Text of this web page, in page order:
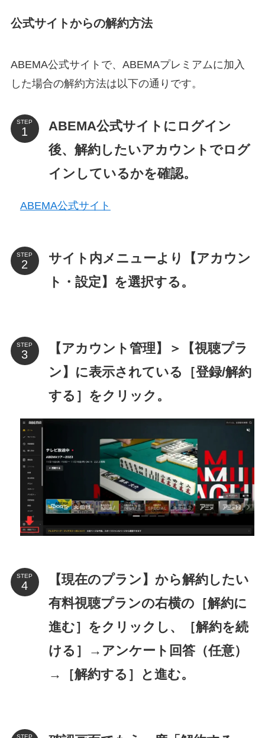
公式サイトからの解約方法
ABEMA公式サイトで、ABEMAプレミアムに加入
した場合の解約方法は以下の通りです。
STEP
ABEMA公式サイトにログイン
後、解約したいアカウントでログ
インしているかを確認。
ABEMA公式サイト
STEP
サイト内メニューより【アカウン
ト・設定】を選択する。
STEP
【アカウント管理】＞【視聴プラ
ン】に表示されている［登録/解約
する］をクリック。
STEP
【現在のプラン】から解約したい
有料視聴プランの右横の［解約に
進む］をクリックし、［解約を続
ける］→アンケート回答（任意）
→［解約する］と進む。